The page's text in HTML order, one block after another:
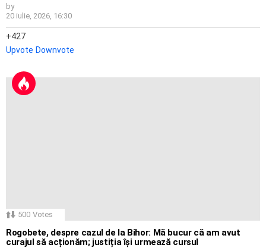
by
20 iulie, 2026, 16:30
427
Upvote Downvote
500 Votes
Rogobete, despre cazul de la Bihor: Mă bucur că am avut
curajul să acționăm; justiția își urmează cursul